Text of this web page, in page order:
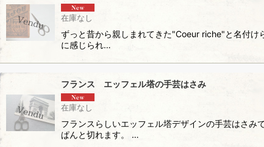
在庫なし
ずっと昔から親しまれてきた"Coeur riche"と名付け
に感じられ…
フランス エッフェル塔の手芸はさみ
在庫なし
フランスらしいエッフェル塔デザインの手芸はさみ
ぱんと切れます。 …